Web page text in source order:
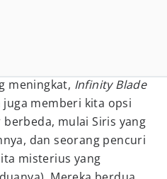
meningkat, Infinity Blade
memberi kita opsi
mulai Siris yang
dan seorang pencuri
misterius yang